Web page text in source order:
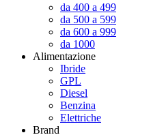
da 400 a 499
da 500 a 599
da 600 a 999
da 1000
Alimentazione
Ibride
GPL
Diesel
Benzina
Elettriche
Brand